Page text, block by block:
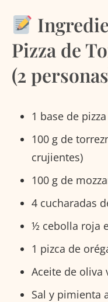
Pizza de
(2
1 base de
100 g de
crujientes)
100 g de
4 cucharadas
½ cebolla roja
1 pizca de
Aceite de oliva
Sal y pimienta